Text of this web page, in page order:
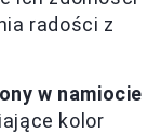
radości z
w namiocie
kolor